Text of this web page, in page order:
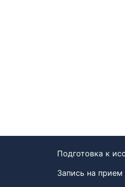
Подготовка к
Запись на прием